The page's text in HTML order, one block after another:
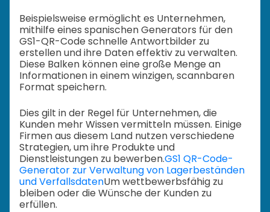
Beispielsweise ermöglicht es Unternehmen,
mithilfe eines spanischen Generators für den
GS1-QR-Code schnelle Antwortbilder zu
erstellen und ihre Daten effektiv zu verwalten.
Diese Balken können eine große Menge an
Informationen in einem winzigen, scannbaren
Format speichern.
Dies gilt in der Regel für Unternehmen, die
Kunden mehr Wissen vermitteln müssen. Einige
Firmen aus diesem Land nutzen verschiedene
Strategien, um ihre Produkte und
Dienstleistungen zu bewerben.GS1 QR-Code-
Generator zur Verwaltung von Lagerbeständen
und VerfallsdatenUm wettbewerbsfähig zu
bleiben oder die Wünsche der Kunden zu
erfüllen.